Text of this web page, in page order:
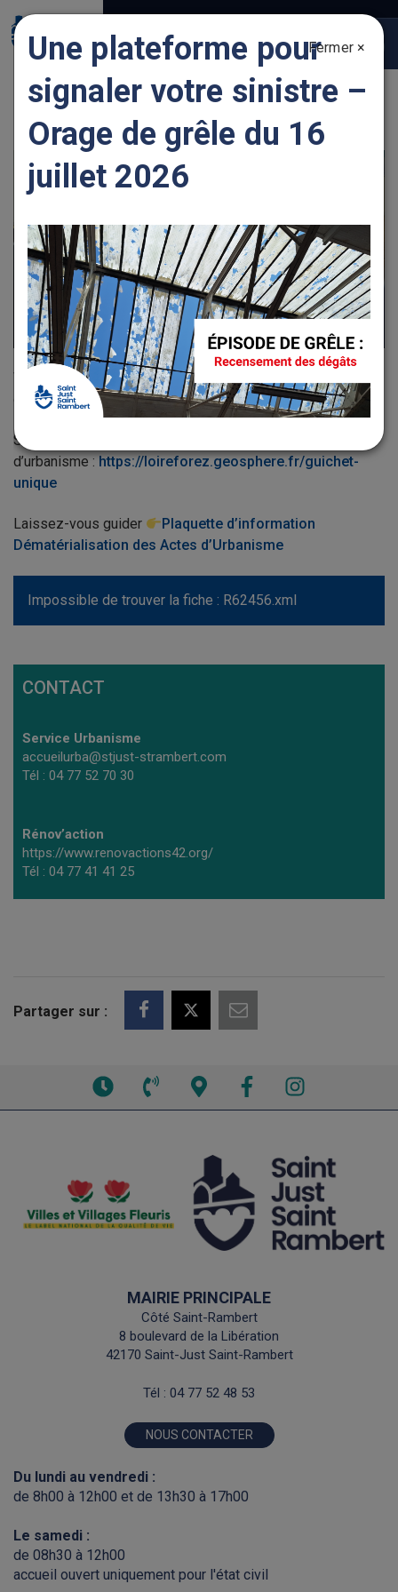
ENTREPRENDRE DES TRAVAUX
Vous pouvez désormais réaliser vos démarches
d’urbanisme en ligne !
Site internet pour la dématérialisation des actes
d’urbanisme :https://loireforez.geosphere.fr/guichet-
unique
Laissez-vous guider
Plaquette d’information
Dématérialisation des Actes d’Urbanisme
Impossible de trouver la fiche : R62456.xml
CONTACT
Service Urbanisme
accueilurba@stjust-strambert.com
Tél : 04 77 52 70 30
Rénov’action
https://www.renovactions42.org/
Tél : 04 77 41 41 25
Partager sur :
Voir
téléphone
Facebook
MAIRIE PRINCIPALE
Côté Saint-Rambert
8 boulevard de la Libération
42170 Saint-Just Saint-Rambert
Tél : 04 77 52 48 53
NOUS CONTACTER
Du lundi au vendredi :
de 8h00 à 12h00 et de 13h30 à 17h00
Le samedi :
de 08h30 à 12h00
accueil ouvert uniquement pour l'état civil
Fermer ×
Une plateforme pour
signaler votre sinistre –
Orage de grêle du 16
juillet 2026